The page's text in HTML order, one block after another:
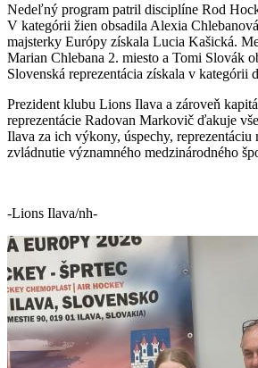
Nedeľný program patril disciplíne Rod
V kategórii žien obsadila Alexia
majsterky Európy získala Lucia Kašická.
Marian Chlebana 2. miesto a Tomi Slovák
Slovenská reprezentácia získala v kategórii
Prezident klubu Lions Ilava a zároveň
reprezentácie Radovan Markovič ďakuje
Ilava za ich výkony, úspechy, reprezentáciu
zvládnutie významného medzinárodného
-Lions Ilava/nh-